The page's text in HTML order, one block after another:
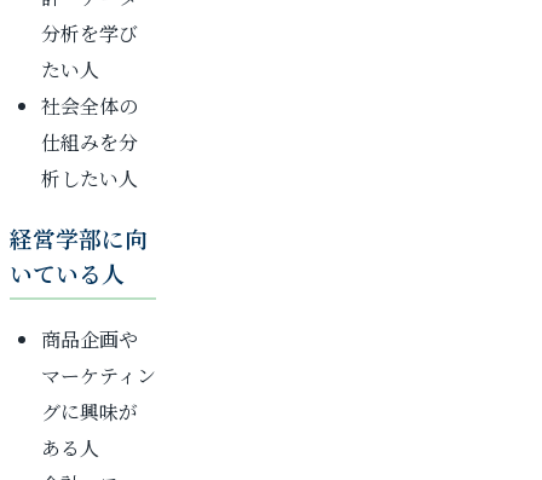
分析を学び
たい人
社会全体の
仕組みを分
析したい人
経営学部に向
いている人
商品企画や
マーケティン
グに興味が
ある人